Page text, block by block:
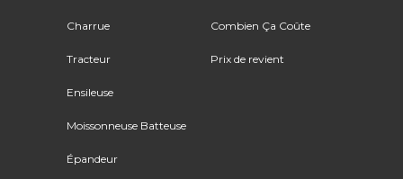
Charrue
Tracteur
Ensileuse
Moissonneuse Batteuse
Épandeur
Combien Ça Coûte
Prix de revient